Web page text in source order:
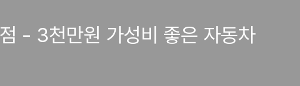
- 3천만원 가성비 좋은 자동차